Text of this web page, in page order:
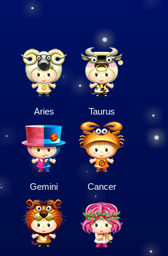
Aries Taurus
Gemini Cancer